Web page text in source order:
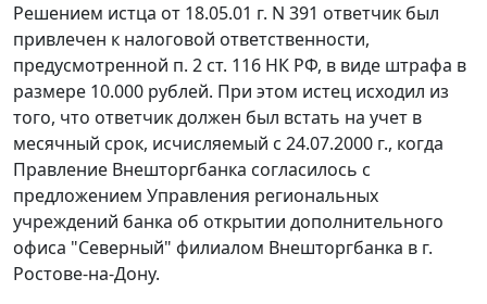
Решением истца от 18.05.01 г. N 391 ответчик был
привлечен к налоговой ответственности,
предусмотренной п. 2 ст. 116 НК РФ, в виде штрафа в
размере 10.000 рублей. При этом истец исходил из
того, что ответчик должен был встать на учет в
месячный срок, исчисляемый с 24.07.2000 г., когда
Правление Внешторгбанка согласилось с
предложением Управления региональных
учреждений банка об открытии дополнительного
офиса "Северный" филиалом Внешторгбанка в г.
Ростове-на-Дону.